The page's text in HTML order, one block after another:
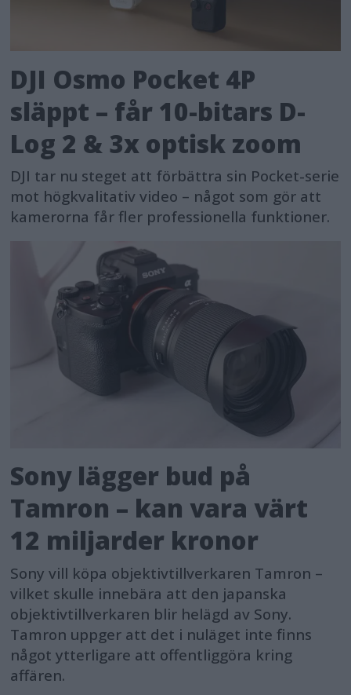
DJI Osmo Pocket 4P
släppt – får 10-bitars D-
Log 2 & 3x optisk zoom
DJI tar nu steget att förbättra sin Pocket-serie
mot högkvalitativ video – något som gör att
kamerorna får fler professionella funktioner.
Sony lägger bud på
Tamron – kan vara värt
12 miljarder kronor
Sony vill köpa objektivtillverkaren Tamron –
vilket skulle innebära att den japanska
objektivtillverkaren blir helägd av Sony.
Tamron uppger att det i nuläget inte finns
något ytterligare att offentliggöra kring
affären.